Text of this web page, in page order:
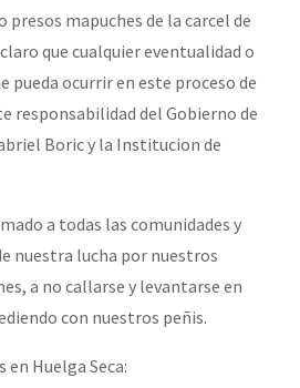
presos mapuches de la carcel de
que cualquier eventualidad o
pueda ocurrir en este proceso de
responsabilidad del Gobierno de
Boric y la Institucion de
a todas las comunidades y
nuestra lucha por nuestros
a no callarse y levantarse en
con nuestros peñis.
Huelga Seca: